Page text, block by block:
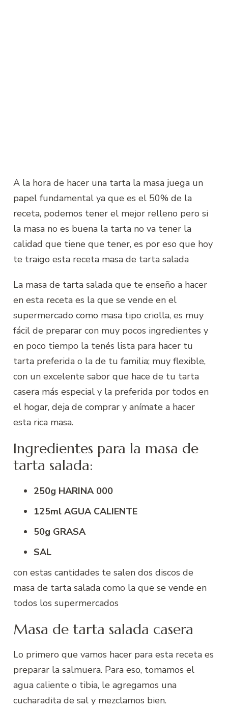
A la hora de hacer una tarta la masa juega un
papel fundamental ya que es el 50% de la
receta, podemos tener el mejor relleno pero si
la masa no es buena la tarta no va tener la
calidad que tiene que tener, es por eso que hoy
te traigo esta receta masa de tarta salada
La masa de tarta salada que te enseño a hacer
en esta receta es la que se vende en el
supermercado como masa tipo criolla, es muy
fácil de preparar con muy pocos ingredientes y
en poco tiempo la tenés lista para hacer tu
tarta preferida o la de tu familia; muy flexible,
con un excelente sabor que hace de tu tarta
casera más especial y la preferida por todos en
el hogar, deja de comprar y anímate a hacer
esta rica masa.
Ingredientes para la masa de
tarta salada:
250g HARINA 000
125ml AGUA CALIENTE
50g GRASA
SAL
con estas cantidades te salen dos discos de
masa de tarta salada como la que se vende en
todos los supermercados
Masa de tarta salada casera
Lo primero que vamos hacer para esta receta es
preparar la salmuera. Para eso, tomamos el
agua caliente o tibia, le agregamos una
cucharadita de sal y mezclamos bien.